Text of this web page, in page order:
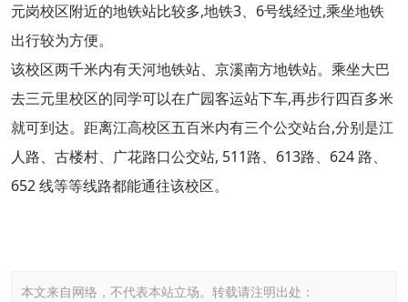
元岗校区附近的地铁站比较多,地铁3、6号线经过,乘坐地铁
出行较为方便。
该校区两千米内有天河地铁站、京溪南方地铁站。乘坐大巴
去三元里校区的同学可以在广园客运站下车,再步行四百多米
就可到达。距离江高校区五百米内有三个公交站台,分别是江
人路、古楼村、广花路口公交站, 511路、613路、624 路、
652 线等等线路都能通往该校区。
本文来自网络，不代表本站立场。转载请注明出处：